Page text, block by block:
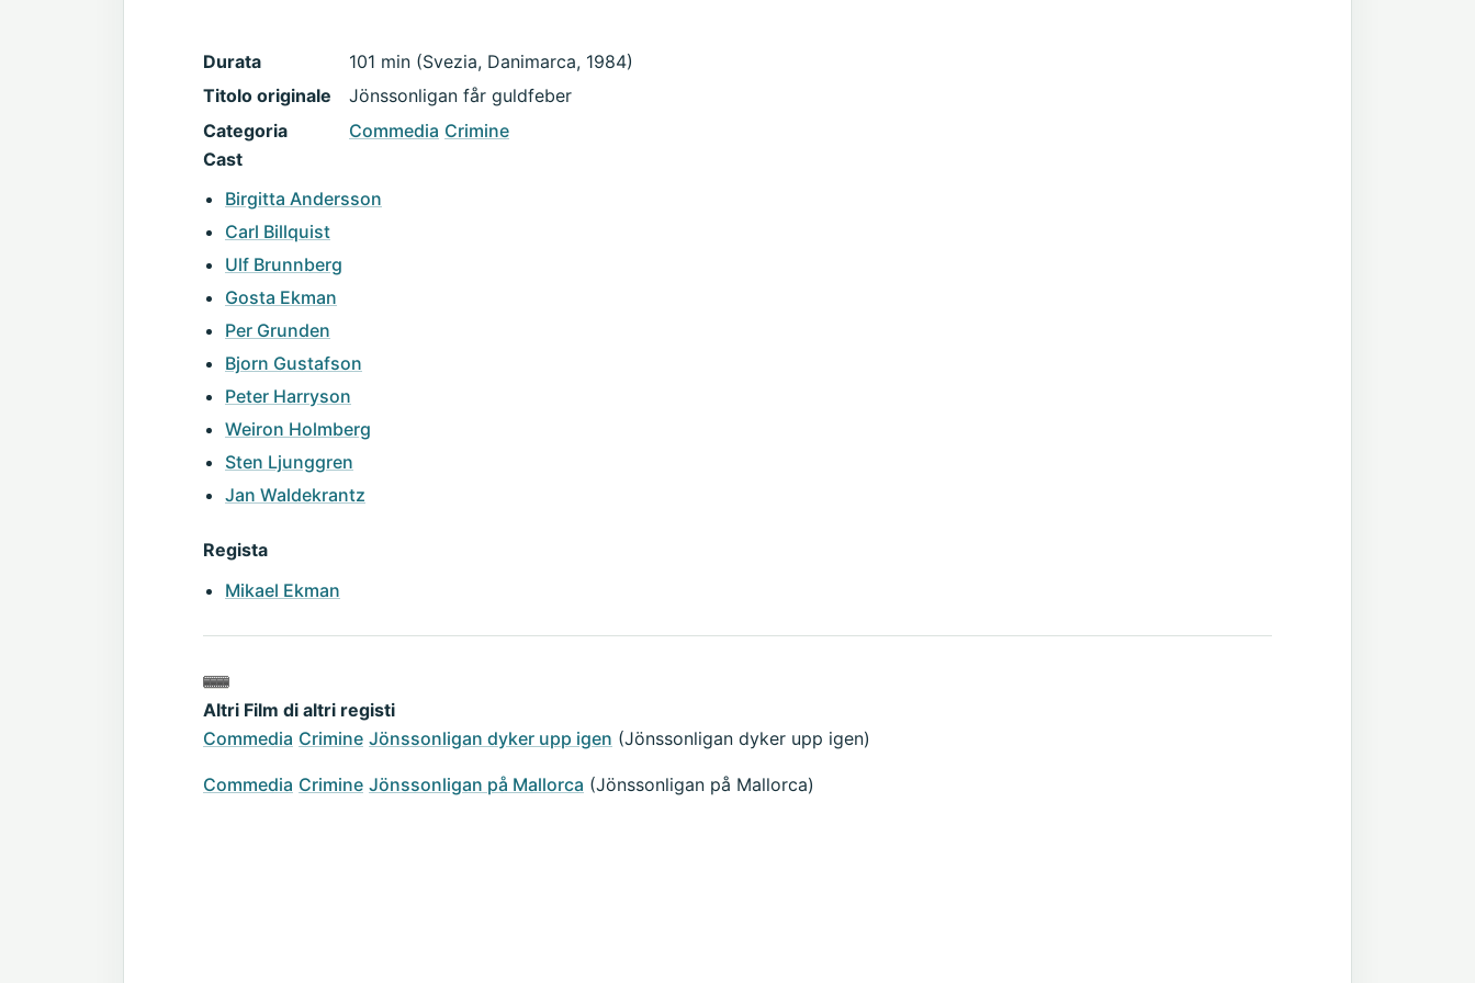
Durata
101 min (Svezia, Danimarca, 1984)
Titolo originale
Jönssonligan får guldfeber
Categoria
Commedia Crimine
Cast
Birgitta Andersson
Carl Billquist
Ulf Brunnberg
Gosta Ekman
Per Grunden
Bjorn Gustafson
Peter Harryson
Weiron Holmberg
Sten Ljunggren
Jan Waldekrantz
Regista
Mikael Ekman
Altri Film di altri registi
Commedia Crimine Jönssonligan dyker upp igen (Jönssonligan dyker upp igen)
Commedia Crimine Jönssonligan på Mallorca (Jönssonligan på Mallorca)